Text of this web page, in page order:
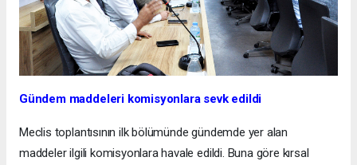
Gündem maddeleri komisyonlara sevk edildi
Meclis toplantısının ilk bölümünde gündemde yer alan
maddeler ilgili komisyonlara havale edildi. Buna göre kırsal